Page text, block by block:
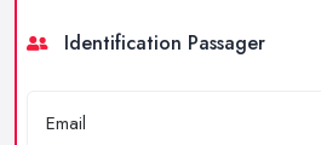
Identification Passager